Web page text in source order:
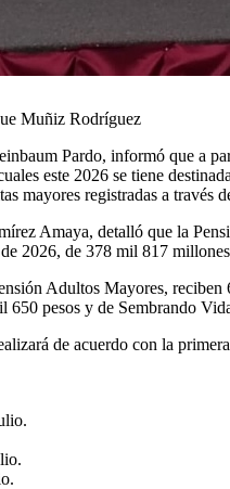
Muñiz Rodríguez
Pardo, informó que a
este 2026 se tiene
mayores registradas a través
Amaya, detalló que la
2026, de 378 mil 817
Adultos Mayores,
650 pesos y de Sembrando
de acuerdo con la